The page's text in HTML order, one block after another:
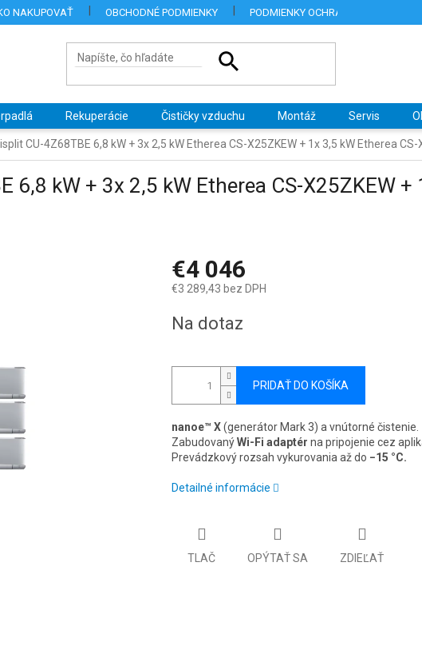
NAKUPOVAŤ OBCHODNÉ PODMIENKY PODMIENKY OCHRANY OSOBNÝCH
Rekuperácie Čističky vzduchu Montáž Servis
CU-4Z68TBE 6,8 kW + 3x 2,5 kW Etherea CS-X25ZKEW + 1x 3,5 kW Etherea CS-
kW + 3x 2,5 kW Etherea CS-X25ZKEW +
€4 046
€3 289,43 bez DPH
cena:
Na dotaz
PRIDAŤ DO KOŠÍKA
nanoe™ X(generátor Mark 3) a vnútorné čistenie.
ZabudovanýWi-Fi adaptér na pripojenie cez
Prevádzkový rozsah vykurovania až do −15 °C.
Detailné informácie
TLAČ OPÝTAŤ SA ZDIEĽAŤ